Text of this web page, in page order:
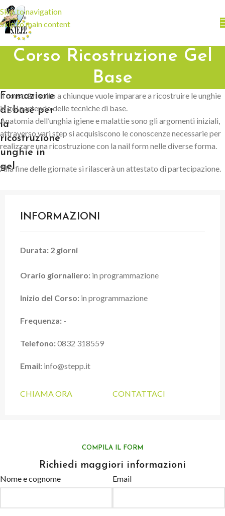
Skip to navigation
Skip to main content
Corso Ricostruzione Gel
Base
Formazione
di base per
la
ricostruzione
unghie in
gel
Il corso è rivolto a chiunque vuole imparare a ricostruire le unghie
in gel partendo delle tecniche di base.
Anatomia dell’unghia igiene e malattie sono gli argomenti iniziali,
attraverso vari step si acquisiscono le conoscenze necessarie per
realizzare una ricostruzione con la nail form nelle diverse forma.
Alla fine delle giornate si rilascerà un attestato di partecipazione.
INFORMAZIONI
Durata: 2 giorni
Orario giornaliero: in programmazione
Inizio del Corso: in programmazione
Frequenza: -
Telefono:0832 318559
Email: info@stepp.it
CHIAMA ORA CONTATTACI
COMPILA IL FORM
Richiedi maggiori informazioni
Nome e cognome Email